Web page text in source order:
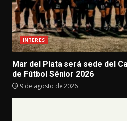
INTERES
Mar del Plata será sede del
de Fútbol Sénior 2026
9 de agosto de 2026